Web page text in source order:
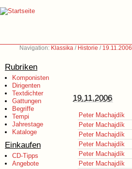
Navigation: Klassika / Historie / 19.11.2006
Rubriken
Komponisten
Dirigenten
Textdichter
Gattungen
Begriffe
Tempi
Jahrestage
Kataloge
Einkaufen
CD-Tipps
Angebote
19.11.2006
Peter Machajdík
Peter Machajdík
Peter Machajdík
Peter Machajdík
Peter Machajdík
Peter Machajdík